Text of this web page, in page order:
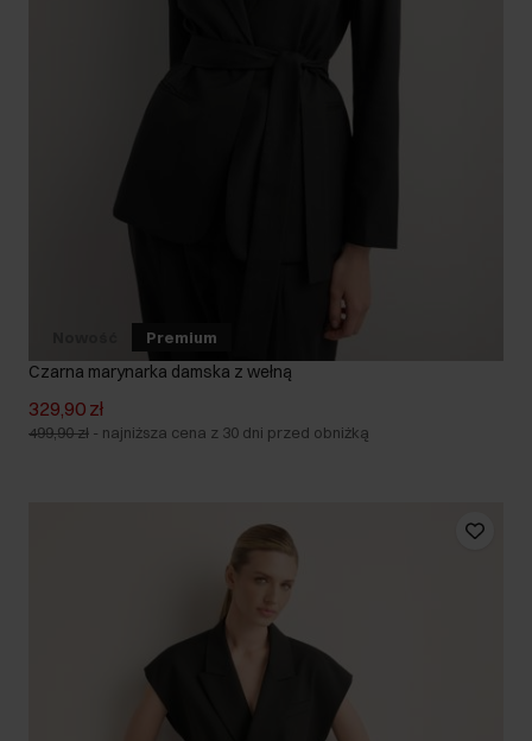
Premium
Czarna marynarka damska z wełną
329,90 zł
499,90 zł - najniższa cena z 30 dni przed obniżką